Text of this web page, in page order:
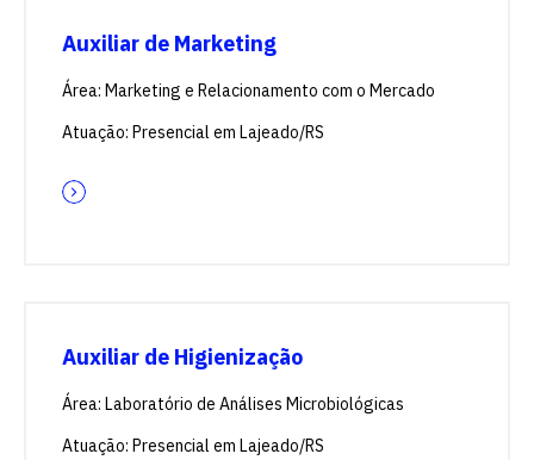
Auxiliar de Marketing
Área: Marketing e Relacionamento com o Mercado
Atuação: Presencial em Lajeado/RS
Auxiliar de Higienização
Área: Laboratório de Análises Microbiológicas
Atuação: Presencial em Lajeado/RS